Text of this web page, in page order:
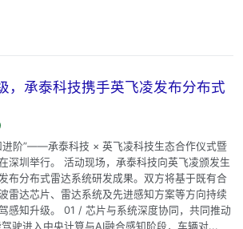
，承泰科技携手英飞凌发布分布式
进阶”——承泰科技 × 英飞凌科技生态合作仪式暨
深圳举行。 活动现场，承泰科技向英飞凌颁发生
布分布式雷达系统研发成果。双方将基于既有合
雷达芯片、雷达系统及先进感知方案等方向持续
感知升级。 01 / 芯片与系统深度协同，共同推动
驶进入中央计算与AI融合感知阶段，车辆对...